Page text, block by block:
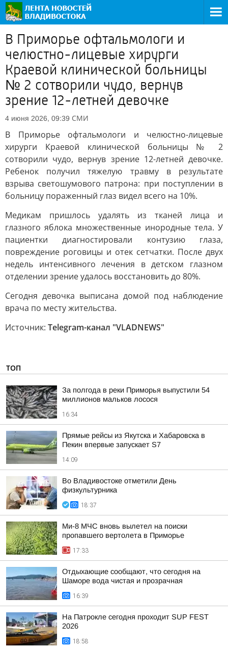
В Приморье офтальмологи и
челюстно-лицевые хирурги
Краевой клинической больницы
№ 2 сотворили чудо, вернув
зрение 12-летней девочке
4 июня 2026, 09:39 СМИ
В Приморье офтальмологи и челюстно-лицевые
хирурги Краевой клинической больницы № 2
сотворили чудо, вернув зрение 12-летней девочке.
Ребенок получил тяжелую травму в результате
взрыва светошумового патрона: при поступлении в
больницу пораженный глаз видел всего на 10%.
Медикам пришлось удалять из тканей лица и
глазного яблока множественные инородные тела. У
пациентки диагностировали контузию глаза,
повреждение роговицы и отек сетчатки. После двух
недель интенсивного лечения в детском глазном
отделении зрение удалось восстановить до 80%.
Сегодня девочка выписана домой под наблюдение
врача по месту жительства.
Источник: Telegram-канал "VLADNEWS"
ТОП
За полгода в реки Приморья выпустили 54
миллионов мальков лосося
16:34
Прямые рейсы из Якутска и Хабаровска в
Пекин впервые запускает S7
14:09
Во Владивостоке отметили День
физкультурника
18:37
Ми-8 МЧС вновь вылетел на поиски
пропавшего вертолета в Приморье
17:33
Отдыхающие сообщают, что сегодня на
Шаморе вода чистая и прозрачная
16:39
На Патрокле сегодня проходит SUP FEST
2026
18:58